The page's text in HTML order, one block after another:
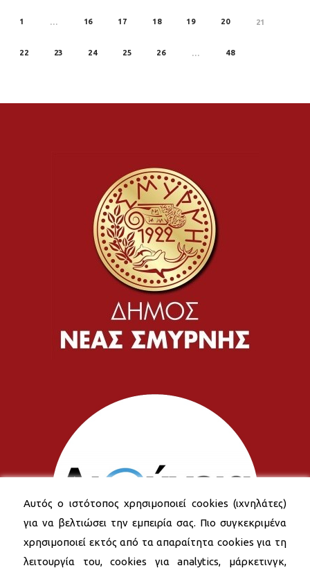
1 … 16 17 18 19 20 21
22 23 24 25 26 … 48
Αυτός ο ιστότοπος χρησιμοποιεί cookies (ιχνηλάτες)
για να βελτιώσει την εμπειρία σας. Πιο συγκεκριμένα
χρησιμοποιεί εκτός από τα απαραίτητα cookies για τη
λειτουργία του, cookies για analytics, μάρκετινγκ,